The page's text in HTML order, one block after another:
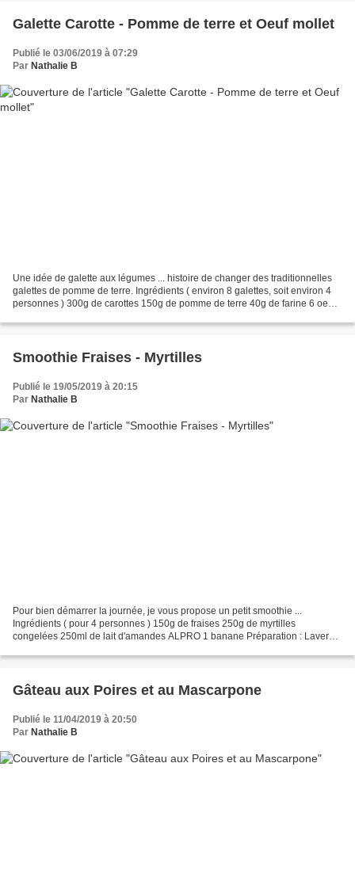
Galette Carotte - Pomme de terre et Oeuf mollet
Publié le 03/06/2019 à 07:29
Par Nathalie B
Une idée de galette aux légumes ... histoire de changer des traditionnelles
galettes de pomme de terre. Ingrédients ( environ 8 galettes, soit environ 4
personnes ) 300g de carottes 150g de pomme de terre 40g de farine 6 oeufs
Smoothie Fraises - Myrtilles
Publié le 19/05/2019 à 20:15
Par Nathalie B
Pour bien démarrer la journée, je vous propose un petit smoothie ...
Ingrédients ( pour 4 personnes ) 150g de fraises 250g de myrtilles
congelées 250ml de lait d'amandes ALPRO 1 banane Préparation : Laver
Gâteau aux Poires et au Mascarpone
Publié le 11/04/2019 à 20:50
Par Nathalie B